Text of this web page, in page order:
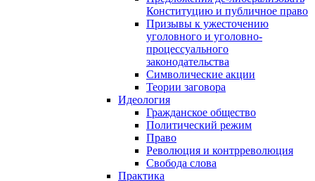
Конституцию и публичное право
Призывы к ужесточению
уголовного и уголовно-
процессуального
законодательства
Символические акции
Теории заговора
Идеология
Гражданское общество
Политический режим
Право
Революция и контрреволюция
Свобода слова
Практика